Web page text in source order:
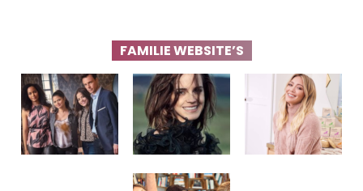
FAMILIE WEBSITE’S